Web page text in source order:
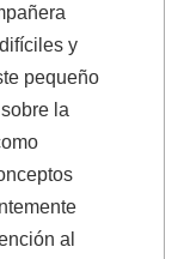
y
pequeño
la
al